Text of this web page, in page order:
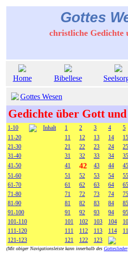
Gottes
christliche Gedichte
Home Bibellese
Gottes Wesen
Gedichte über Gott und
1-10 Inhalt 1 2 3 4 5
11-20
11 12 13 14 15
21-30
21 22 23 24 25
31-40
31 32 33 34 35
41-50
41 42 43 44 45
51-60
51 52 53 54 55
61-70
61 62 63 64 65
71-80
71 72 73 74 75
81-90
81 82 83 84 85
91-100
91 92 93 94 95
101-110
101 102 103 104
111-120
111 112 113 114
121-123
121 122 123
(Mit obiger Navigationsleiste kann innerhalb des Gotteslieder